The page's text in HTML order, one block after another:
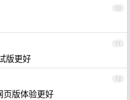
10
11
版更好
12
页版体验更好